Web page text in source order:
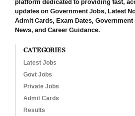
updates on Government Jobs, Latest
Admit Cards, Exam Dates,
News, and Career Guidance.
CATEGORIES
Latest Jobs
Govt Jobs
Private Jobs
Admit Cards
Results